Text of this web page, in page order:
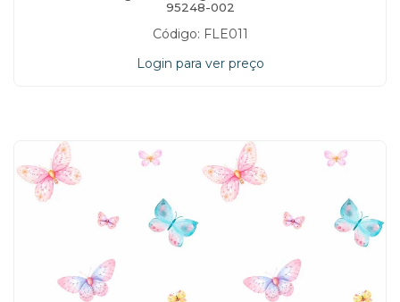
95248-002
Código: FLE011
Login para ver preço